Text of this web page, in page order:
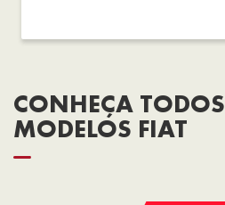
CONHEÇA
MODELOS FIAT